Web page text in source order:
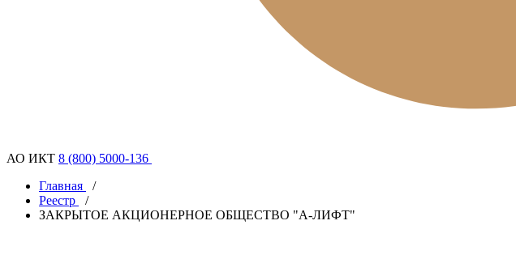
АО ИКТ 8 (800) 5000-136
Главная
/
Реестр
/
ЗАКРЫТОЕ АКЦИОНЕРНОЕ ОБЩЕСТВО "А-ЛИФТ"